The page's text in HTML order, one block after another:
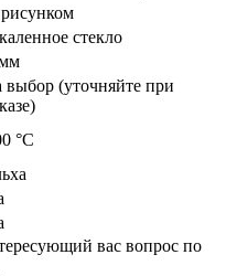
стекло
выбор (уточняйте при
°C
вас вопрос по